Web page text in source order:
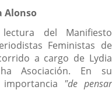
Alonso
del Manifiesto
Feministas de
a cargo de Lydia
Asociación. En su
"de pensar